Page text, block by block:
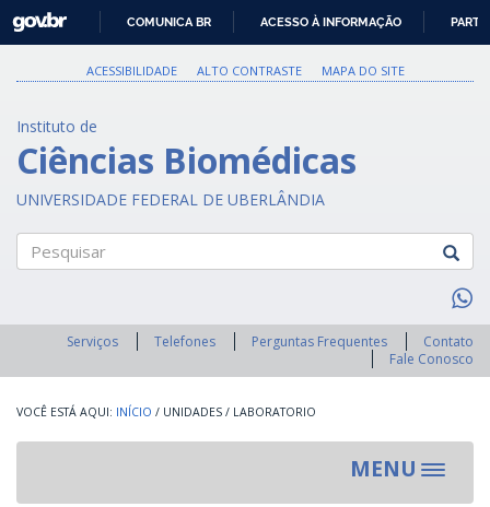
PARA
O
GOVBR
COMUNICA BR ACESSO À INFORMAÇÃO
ACESSIBILIDADE ALTO CONTRASTE MAPA DO SITE
Instituto de
Ciências Biomédicas
UNIVERSIDADE FEDERAL DE UBERLÂNDIA
Serviços Telefones Perguntas Frequentes
Contato
Fale Conosco
INÍCIO / UNIDADES / LABORATORIO
MENU
Toggle